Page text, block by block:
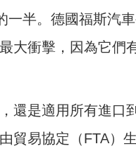
一半。德國福斯汽
大衝擊，因為它們
還是適用所有進口
貿易協定（FTA）